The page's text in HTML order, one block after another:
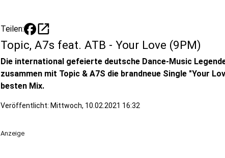
Teilen: open_in_new
Topic, A7s feat. ATB - Your Love (9PM)
Die international gefeierte deutsche Dance-Music
zusammen mit Topic & A7S die brandneue Single "Your
besten Mix.
Veröffentlicht: Mittwoch, 10.02.2021 16:32
Anzeige